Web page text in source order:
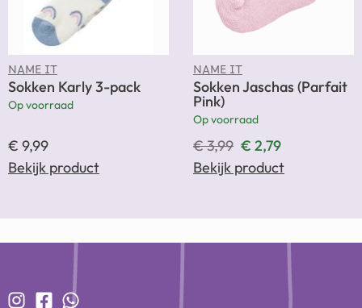
NAME IT
Sokken Karly 3-pack
Op voorraad
€ 9,99
Bekijk product
NAME IT
Sokken Jaschas (Parfait
Pink)
Op voorraad
€3,99 € 2,79
Bekijk product